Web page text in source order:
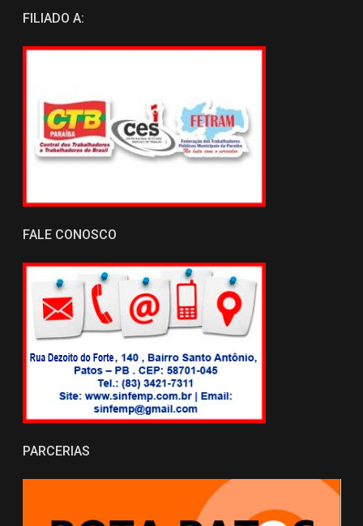
FILIADO A:
FALE CONOSCO
PARCERIAS